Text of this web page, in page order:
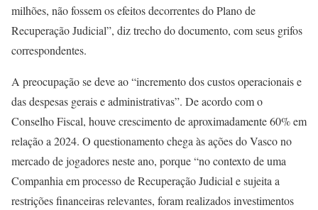
milhões, não fossem os efeitos decorrentes do Plano de
Recuperação Judicial”, diz trecho do documento, com seus grifos
correspondentes.
A preocupação se deve ao “incremento dos custos operacionais e
das despesas gerais e administrativas”. De acordo com o
Conselho Fiscal, houve crescimento de aproximadamente 60% em
relação a 2024. O questionamento chega às ações do Vasco no
mercado de jogadores neste ano, porque “no contexto de uma
Companhia em processo de Recuperação Judicial e sujeita a
restrições financeiras relevantes, foram realizados investimentos